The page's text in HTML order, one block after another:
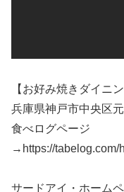
【お好み焼きダイニ
兵庫県神戸市中央区
食べログページ
→https://tabelog.com/
サードアイ・ホーム